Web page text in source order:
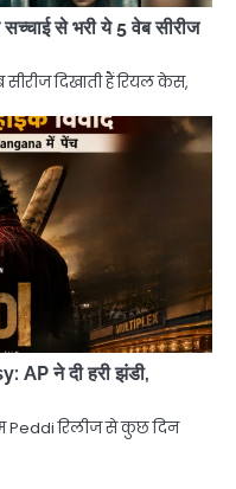
से भरी ये 5 वेब सीरीज
सीरीज दिखाती हैं रियल केस,
ने दी हरी झंडी,
Peddi रिलीज से कुछ दिन